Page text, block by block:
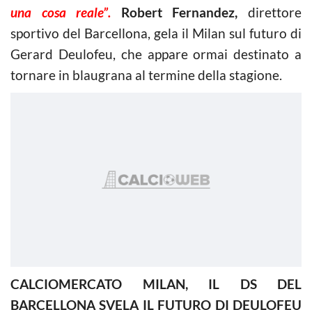
una cosa reale”.
Robert Fernandez, direttore
sportivo del Barcellona, gela il Milan sul futuro di
Gerard Deulofeu, che appare ormai destinato a
tornare in blaugrana al termine della stagione.
CALCIOMERCATO MILAN, IL DS DEL
BARCELLONA SVELA IL FUTURO DI DEULOFEU